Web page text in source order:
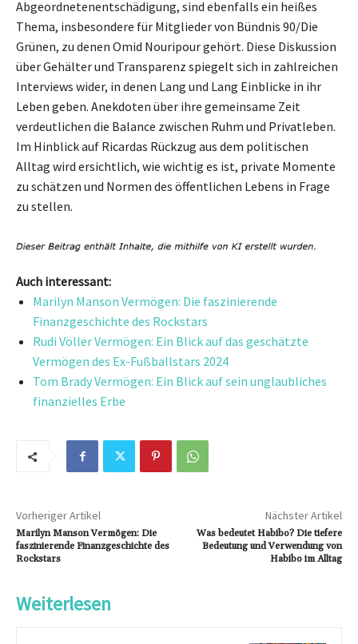
Abgeordnetenentschädigung, sind ebenfalls ein heißes
Thema, insbesondere für Mitglieder von Bündnis 90/Die
Grünen, zu denen Omid Nouripour gehört. Diese Diskussion
über Gehälter und Transparenz spiegelt sich in zahlreichen
Interviews wider, in denen Lang und Lang Einblicke in ihr
Leben geben. Anekdoten über ihre gemeinsame Zeit
verdeutlichen die Balance zwischen Ruhm und Privatleben.
Im Hinblick auf Ricardas Rückzug aus dem politischen
Alltag wird ersichtlich, wie wichtig es ist, private Momente
zu schätzen und Normen des öffentlichen Lebens in Frage
zu stellen.
Auch interessant:
Marilyn Manson Vermögen: Die faszinierende
Finanzgeschichte des Rockstars
Rudi Völler Vermögen: Ein Blick auf das geschätzte
Vermögen des Ex-Fußballstars 2024
Tom Brady Vermögen: Ein Blick auf sein unglaubliches
finanzielles Erbe
Vorheriger Artikel
Marilyn Manson Vermögen: Die
faszinierende Finanzgeschichte des
Rockstars
Nächster Artikel
Was bedeutet Habibo? Die tiefere
Bedeutung und Verwendung von
Habibo im Alltag
Weiterlesen